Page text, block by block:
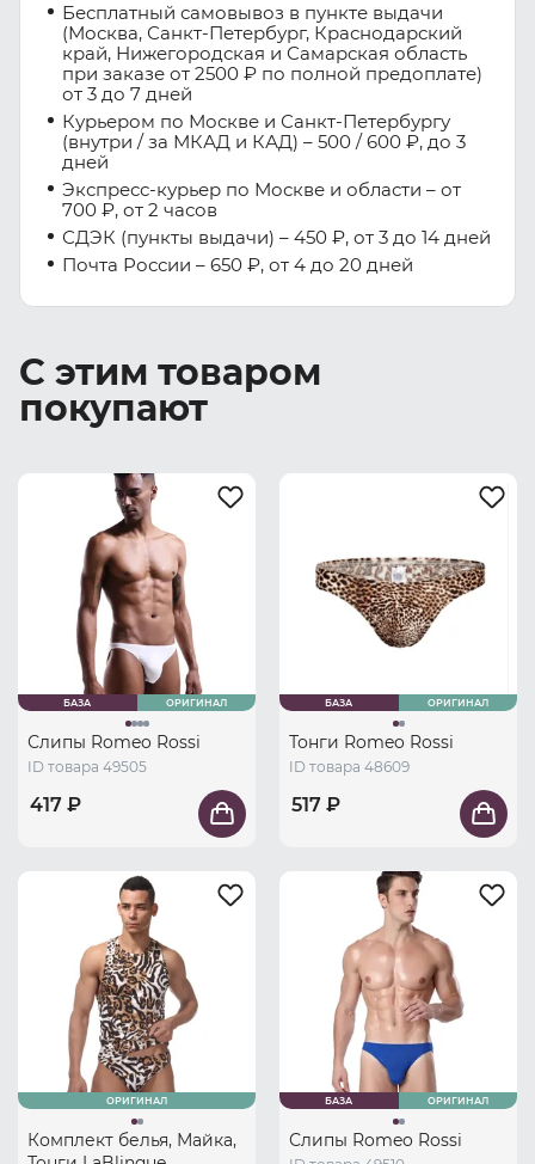
Бесплатный самовывоз в пункте выдачи
(Москва, Санкт-Петербург, Краснодарский
край, Нижегородская и Самарская область
при заказе от 2500 ₽ по полной предоплате)
от 3 до 7 дней
Курьером по Москве и Санкт-Петербургу
(внутри / за МКАД и КАД) – 500 / 600 ₽, до 3
дней
Экспресс-курьер по Москве и области – от
700 ₽, от 2 часов
СДЭК (пункты выдачи) – 450 ₽, от 3 до 14 дней
Почта России – 650 ₽, от 4 до 20 дней
С этим товаром
покупают
БАЗА ОРИГИНАЛ
Слипы Romeo Rossi
ID товара 49505
417 ₽
БАЗА ОРИГИНАЛ
Тонги Romeo Rossi
ID товара 48609
517 ₽
ОРИГИНАЛ
Комплект белья, Майка,
БАЗА ОРИГИНАЛ
Слипы Romeo Rossi